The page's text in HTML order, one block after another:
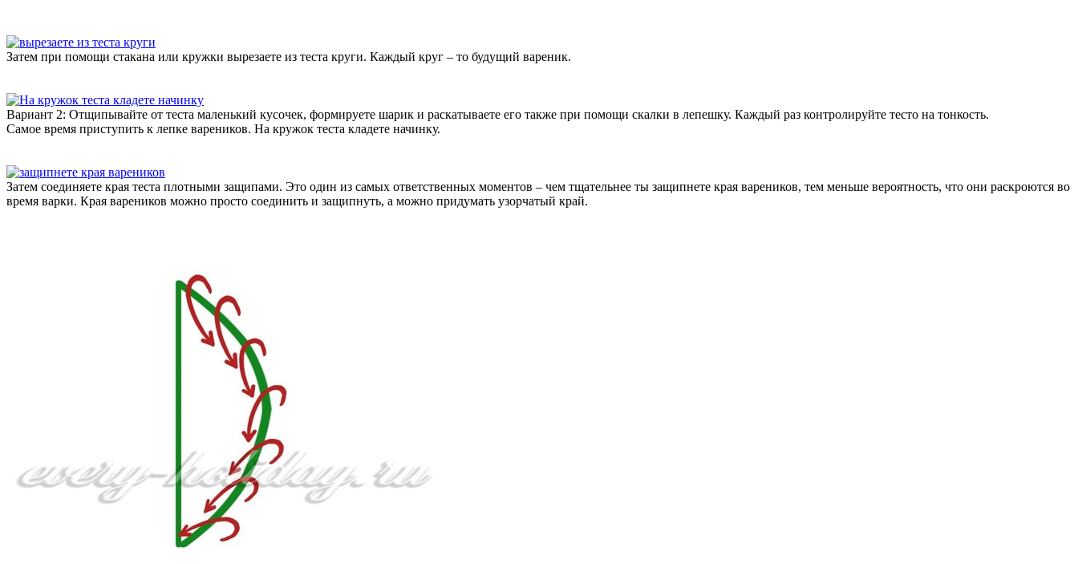
Затем при помощи стакана или кружки вырезаете из теста круги. Каждый круг – то будущий вареник.
Вариант 2: Отщипывайте от теста маленький кусочек, формируете шарик и раскатываете его также при помощи скалки в лепешку. Каждый раз контролируйте тесто на тонкость.
Самое время приступить к лепке вареников. На кружок теста кладете начинку.
Затем соединяете края теста плотными защипами. Это один из самых ответственных моментов – чем тщательнее ты защипнете края вареников, тем меньше вероятность, что они раскроются во
время варки. Края вареников можно просто соединить и защипнуть, а можно придумать узорчатый край.